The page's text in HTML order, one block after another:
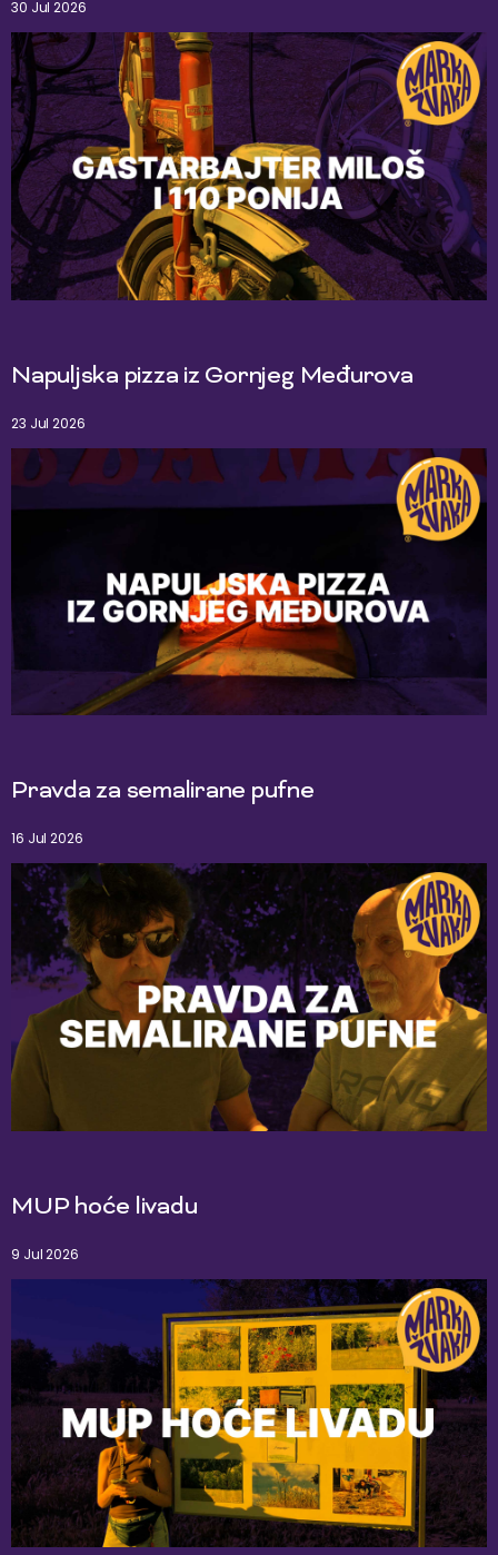
30 Jul 2026
Napuljska pizza iz Gornjeg Međurova
23 Jul 2026
Pravda za semalirane pufne
16 Jul 2026
MUP hoće livadu
9 Jul 2026